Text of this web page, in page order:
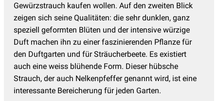
Rosenbegleiter Gehölze(62)
Rosenforsythie (2)
Schneeballstrauch(28)
Schneebeere
(4)
Sommerblüher(126)
Sommerflieder(28)
Gewürzstrauch kaufen wollen. Auf den zweiten Blick
zeigen sich seine Qualitäten: die sehr dunklen, ganz
speziell geformten Blüten und der intensive würzige
Duft machen ihn zu einer faszinierenden Pflanze für
den Duftgarten und für Sträucherbeete. Es existiert
auch eine weiss blühende Form. Dieser hübsche
Strauch, der auch Nelkenpfeffer genannt wird, ist eine
interessante Bereicherung für jeden Garten.